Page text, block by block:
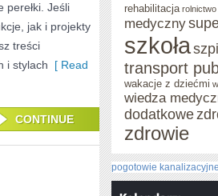
perełki. Jeśli
jak i projekty
treści
i stylach [ Read
CONTINUE
rehabilitacja
medyczny
szkoła
transport
wakacje z dziećmi
wiedza
dodatkowe
zdrowie
pogotowie kanalizacyjne